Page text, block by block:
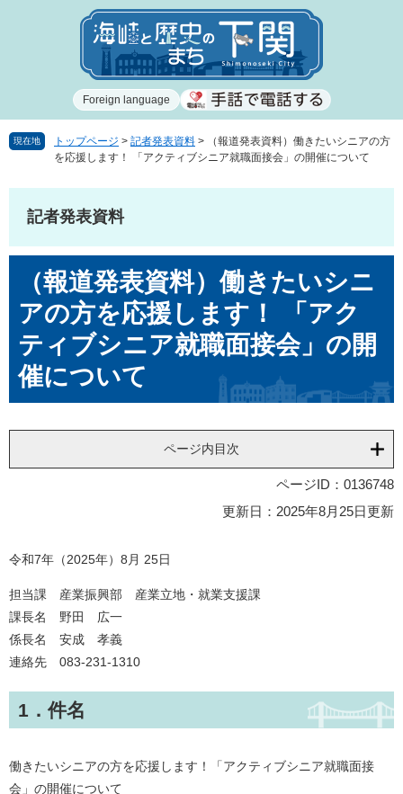
で
ば
Foreign language
現在地 トップページ > 記者発表資料 >
（報道発表資料）働きたいシニアの方
を応援します！ 「アクティブシニア就職面接会」の開催について
記者発表資料
（報道発表資料）働きたいシニ
アの方を応援します！ 「アク
ティブシニア就職面接会」の開
催について
ページ内目次
ページID：0136748
更新日：2025年8月25日更新
令和7年（2025年）8月 25日
担当課 産業振興部 産業立地・就業支援課
課長名 野田 広一
係長名 安成 孝義
連絡先 083-231-1310
1．件名
働きたいシニアの方を応援します！「アクティブシニア就職面接
会」の開催について